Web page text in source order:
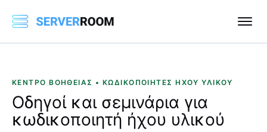
ΚΈΝΤΡΟ ΒΟΉΘΕΙΑΣ • ΚΩΔΙΚΟΠΟΙΗΤΈΣ ΉΧΟΥ ΥΛΙΚΟΎ
Οδηγοί και σεμινάρια για
κωδικοποιητή ήχου υλικού